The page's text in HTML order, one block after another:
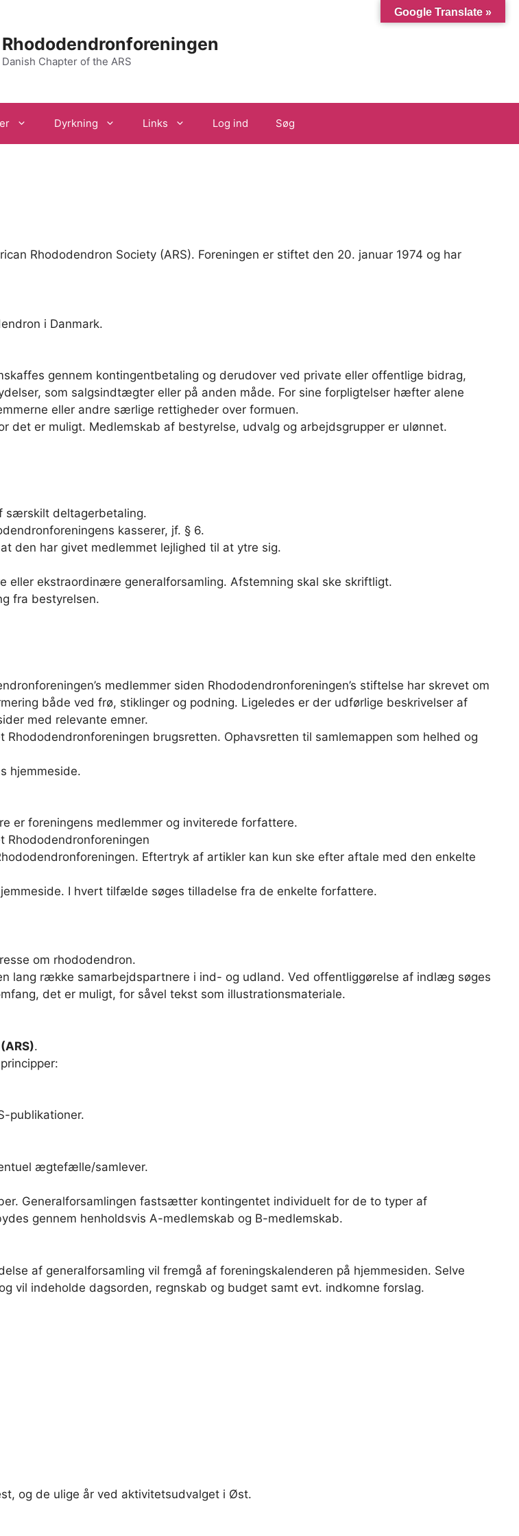
Rhododendronforeningen
Danish Chapter of the ARS
Dyrkning Links Log ind Søg
Rhododendron Society (ARS). Foreningen er stiftet den 20. januar 1974 og har
i Danmark.
gennem kontingentbetaling og derudover ved private eller offentlige bidrag,
som salgsindtægter eller på anden måde. For sine forpligtelser hæfter alene
eller andre særlige rettigheder over formuen.
det er muligt. Medlemskab af bestyrelse, udvalg og arbejdsgrupper er ulønnet.
særskilt deltagerbetaling.
kasserer, jf. § 6.
den har givet medlemmet lejlighed til at ytre sig.
ekstraordinære generalforsamling. Afstemning skal ske skriftligt.
fra bestyrelsen.
medlemmer siden Rhododendronforeningen’s stiftelse har skrevet om
både ved frø, stiklinger og podning. Ligeledes er der udførlige beskrivelser af
med relevante emner.
brugsretten. Ophavsretten til samlemappen som helhed og
hjemmeside.
er foreningens medlemmer og inviterede forfattere.
Rhododendronforeningen
Eftertryk af artikler kan kun ske efter aftale med den enkelte
I hvert tilfælde søges tilladelse fra de enkelte forfattere.
om rhododendron.
lang række samarbejdspartnere i ind- og udland. Ved offentliggørelse af indlæg søges
det er muligt, for såvel tekst som illustrationsmateriale.
.
publikationer.
ægtefælle/samlever.
Generalforsamlingen fastsætter kontingentet individuelt for de to typer af
gennem henholdsvis A-medlemskab og B-medlemskab.
af generalforsamling vil fremgå af foreningskalenderen på hjemmesiden. Selve
vil indeholde dagsorden, regnskab og budget samt evt. indkomne forslag.
og de ulige år ved aktivitetsudvalget i Øst.
Google Translate »